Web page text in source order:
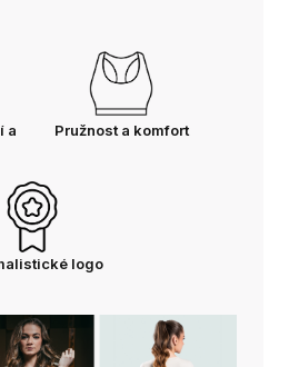
a
Pružnost a komfort
logo